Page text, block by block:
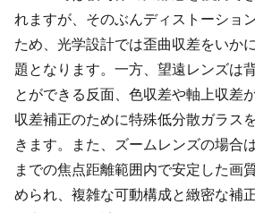
れますが、そのぶんディストーショ
ため、光学設計では歪曲収差をいか
題となります。一方、望遠レンズは
とができる反面、色収差や軸上収差
収差補正のために特殊低分散ガラス
きます。また、ズームレンズの場合
までの焦点距離範囲内で安定した画
められ、複雑な可動構成と緻密な補